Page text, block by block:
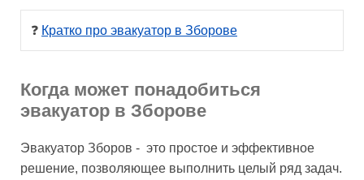
❓ Кратко про эвакуатор в Зборове
Когда может понадобиться
эвакуатор в Зборове
Эвакуатор Зборов - это простое и эффективное
решение, позволяющее выполнить целый ряд задач.